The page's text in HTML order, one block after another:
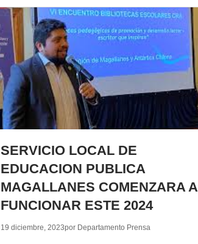
SERVICIO LOCAL DE
EDUCACION PUBLICA
MAGALLANES COMENZARA A
FUNCIONAR ESTE 2024
19 diciembre, 2023por Departamento Prensa